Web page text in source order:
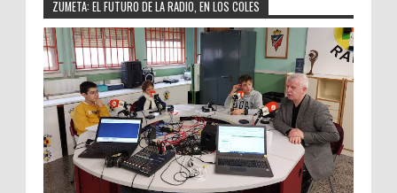
ZUMETA: EL FUTURO DE LA RADIO, EN LOS COLES